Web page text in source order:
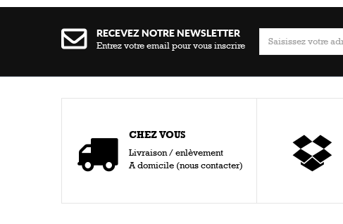
RECEVEZ NOTRE NEWSLETTER
Entrez votre email pour vous inscrire
CHEZ VOUS
Livraison / enlèvement
A domicile (nous contacter)